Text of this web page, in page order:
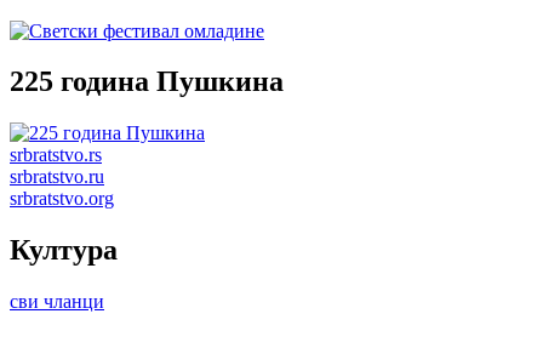
225 година Пушкина
srbratstvo.rs
srbratstvo.ru
srbratstvo.org
Култура
сви чланци